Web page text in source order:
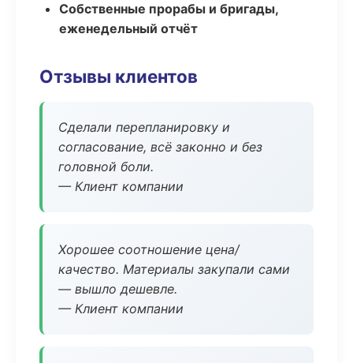
Собственные прорабы и бригады,
еженедельный отчёт
Отзывы клиентов
Сделали перепланировку и
согласование, всё законно и без
головной боли.
— Клиент компании
Хорошее соотношение цена/
качество. Материалы закупали сами
— вышло дешевле.
— Клиент компании